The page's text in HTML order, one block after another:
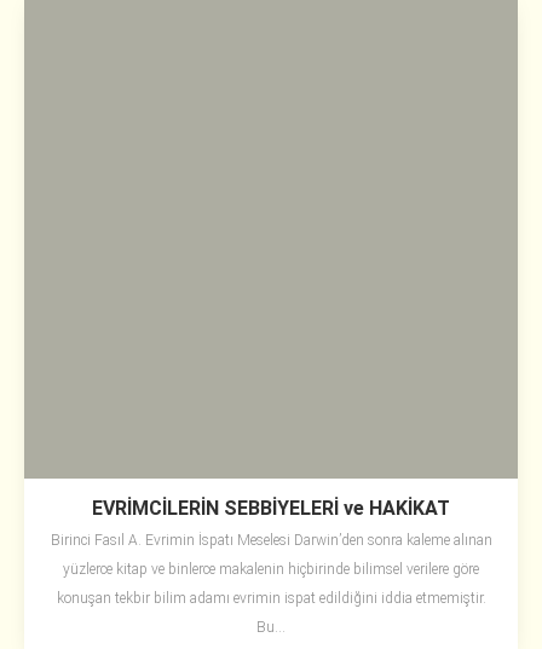
EVRİMCİLERİN SEBBİYELERİ ve HAKİKAT
Birinci Fasıl A. Evrimin İspatı Meselesi Darwin’den sonra kaleme alınan
yüzlerce kitap ve binlerce makalenin hiçbirinde bilimsel verilere göre
konuşan tekbir bilim adamı evrimin ispat edildiğini iddia etmemiştir.
Bu...